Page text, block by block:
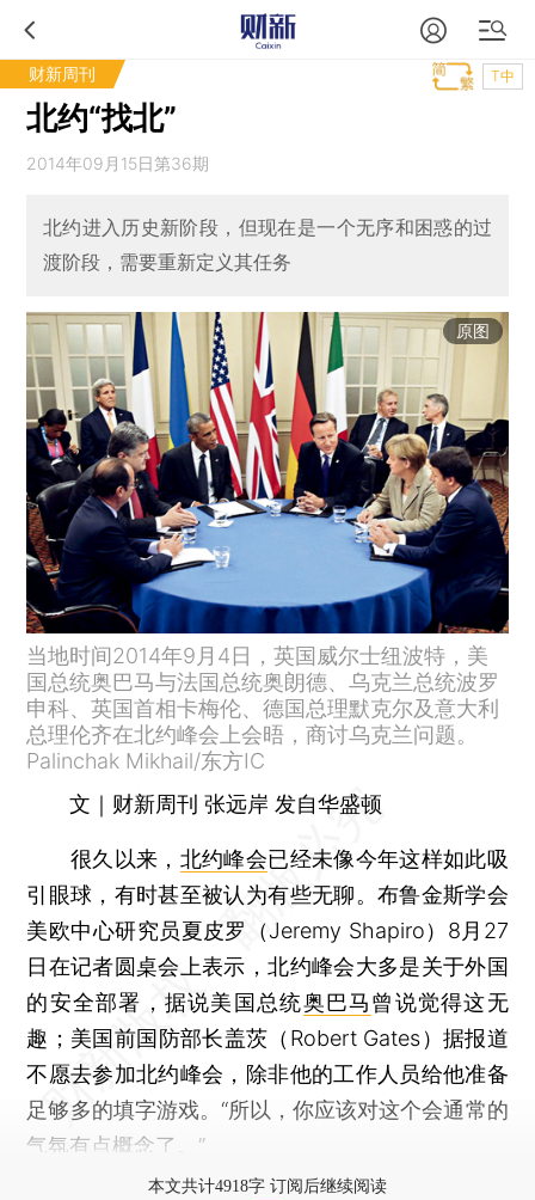
财新周刊 T中
北约“找北”
2014年09月15日第36期
北约进入历史新阶段，但现在是一个无序和困惑的过
渡阶段，需要重新定义其任务
原图
当地时间2014年9月4日，英国威尔士纽波特，美
国总统奥巴马与法国总统奥朗德、乌克兰总统波罗
申科、英国首相卡梅伦、德国总理默克尔及意大利
总理伦齐在北约峰会上会晤，商讨乌克兰问题。
Palinchak Mikhail/东方IC
文｜财新周刊 张远岸 发自华盛顿
很久以来， 北约峰会已经未像今年这样如此吸
引眼球，有时甚至被认为有些无聊。布鲁金斯学会
美欧中心研究员夏皮罗（Jeremy Shapiro）8月27
日在记者圆桌会上表示，北约峰会大多是关于外国
的安全部署，据说美国总统奥巴马曾说觉得这无
趣；美国前国防部长盖茨（Robert Gates）据报道
不愿去参加北约峰会，除非他的工作人员给他准备
足够多的填字游戏。“所以，你应该对这个会通常的
气氛有点概念了。”
本文共计4918字 订阅后继续阅读